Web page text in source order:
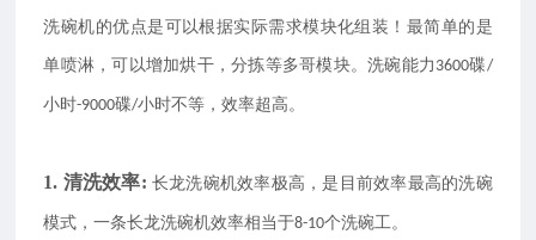
洗碗机的优点是可以根据实际需求模块化组装！最简单的是
单喷淋，可以增加烘干，分拣等多哥模块。洗碗能力 3600碟/
小时-9000碟/小时不等，效率超高。
1. 清洗效率: 长龙洗碗机效率极高，是目前效率最高的洗碗
模式，一条长龙洗碗机效率相当于8-10个洗碗工。